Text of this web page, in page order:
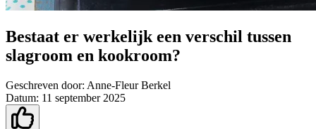
Bestaat er werkelijk een verschil tussen
slagroom en kookroom?
Geschreven door: Anne-Fleur Berkel
Datum: 11 september 2025